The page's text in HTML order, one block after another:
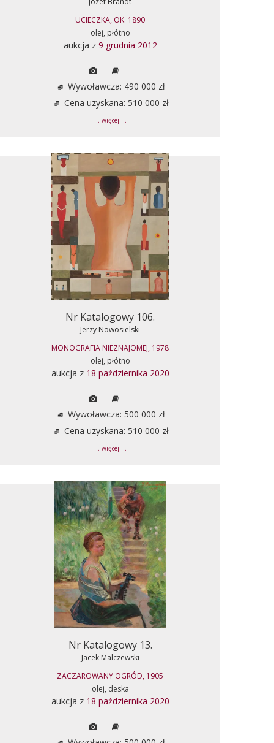
UCIECZKA, OK. 1890
olej, płótno
aukcja z 9 grudnia 2012
Wywoławcza: 490 000 zł
Cena uzyskana: 510 000 zł
... więcej ...
Nr Katalogowy 106.
Jerzy Nowosielski
MONOGRAFIA NIEZNAJOMEJ, 1978
olej, płótno
aukcja z 18 października 2020
Wywoławcza: 500 000 zł
Cena uzyskana: 510 000 zł
... więcej ...
Nr Katalogowy 13.
Jacek Malczewski
ZACZAROWANY OGRÓD, 1905
olej, deska
aukcja z 18 października 2020